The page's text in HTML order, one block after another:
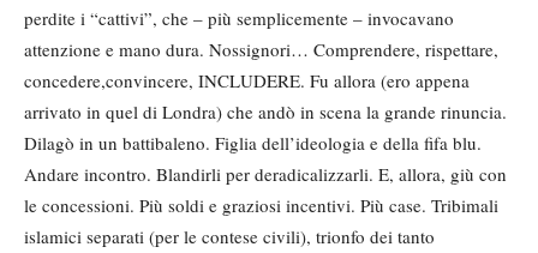
perdite i “cattivi”, che – più semplicemente – invocavano
attenzione e mano dura. Nossignori… Comprendere, rispettare,
concedere,convincere, INCLUDERE. Fu allora (ero appena
arrivato in quel di Londra) che andò in scena la grande rinuncia.
Dilagò in un battibaleno. Figlia dell’ideologia e della fifa blu.
Andare incontro. Blandirli per deradicalizzarli. E, allora, giù con
le concessioni. Più soldi e graziosi incentivi. Più case. Tribimali
islamici separati (per le contese civili), trionfo dei tanto